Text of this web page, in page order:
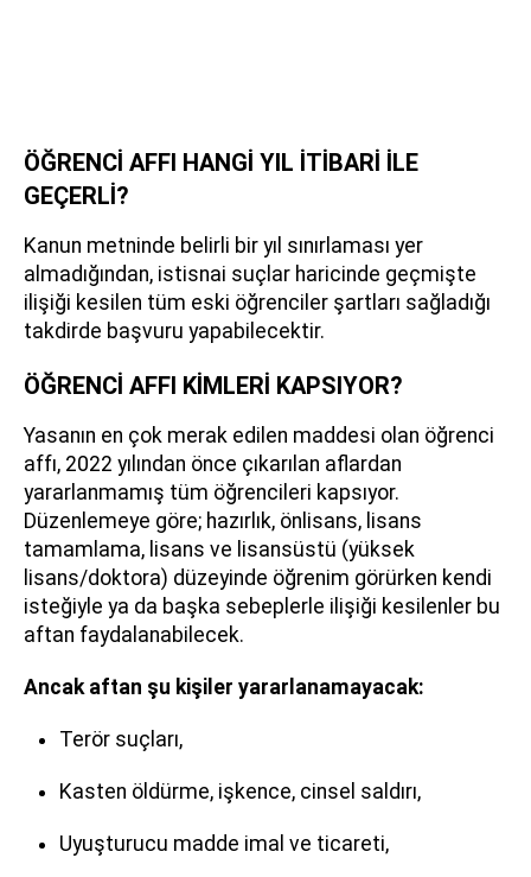
ÖĞRENCİ AFFI HANGİ YIL İTİBARİ İLE
GEÇERLİ?
Kanun metninde belirli bir yıl sınırlaması yer
almadığından, istisnai suçlar haricinde geçmişte
ilişiği kesilen tüm eski öğrenciler şartları sağladığı
takdirde başvuru yapabilecektir.
ÖĞRENCİ AFFI KİMLERİ KAPSIYOR?
Yasanın en çok merak edilen maddesi olan öğrenci
affı, 2022 yılından önce çıkarılan aflardan
yararlanmamış tüm öğrencileri kapsıyor.
Düzenlemeye göre; hazırlık, önlisans, lisans
tamamlama, lisans ve lisansüstü (yüksek
lisans/doktora) düzeyinde öğrenim görürken kendi
isteğiyle ya da başka sebeplerle ilişiği kesilenler bu
aftan faydalanabilecek.
Ancak aftan şu kişiler yararlanamayacak:
Terör suçları,
Kasten öldürme, işkence, cinsel saldırı,
Uyuşturucu madde imal ve ticareti,